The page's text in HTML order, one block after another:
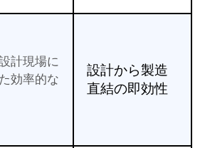
計現場に
効率的な
設計から製造
直結の即効性